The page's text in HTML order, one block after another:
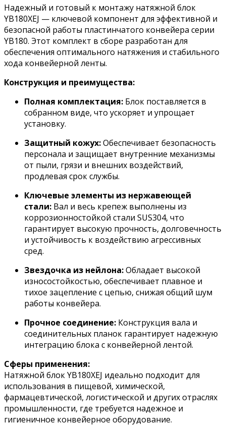
Надежный и готовый к монтажу натяжной блок
YB180XEJ — ключевой компонент для эффективной и
безопасной работы пластинчатого конвейера серии
YB180. Этот комплект в сборе разработан для
обеспечения оптимального натяжения и стабильного
хода конвейерной ленты.
Конструкция и преимущества:
Полная комплектация: Блок поставляется в
собранном виде, что ускоряет и упрощает
установку.
Защитный кожух:Обеспечивает безопасность
персонала и защищает внутренние механизмы
от пыли, грязи и внешних воздействий,
продлевая срок службы.
Ключевые элементы из нержавеющей
стали: Вал и весь крепеж выполнены из
коррозионностойкой стали SUS304, что
гарантирует высокую прочность, долговечность
и устойчивость к воздействию агрессивных
сред.
Звездочка из нейлона:Обладает высокой
износостойкостью, обеспечивает плавное и
тихое зацепление с цепью, снижая общий шум
работы конвейера.
Прочное соединение: Конструкция вала и
соединительных планок гарантирует надежную
интеграцию блока с конвейерной лентой.
Сферы применения:
Натяжной блок YB180XEJ идеально подходит для
использования в пищевой, химической,
фармацевтической, логистической и других отраслях
промышленности, где требуется надежное и
гигиеничное конвейерное оборудование.